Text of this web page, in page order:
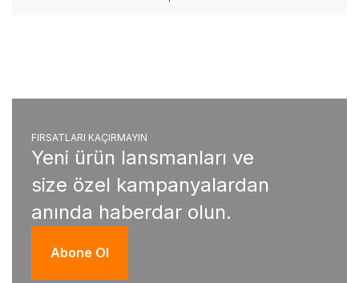
FIRSATLARI KAÇIRMAYIN
Yeni ürün lansmanları ve
size özel kampanyalardan
anında haberdar olun.
Abone Ol